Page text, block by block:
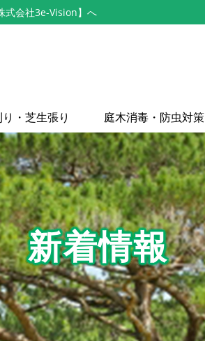
式会社3e-Vision】へ
・芝生張り 庭木消毒・防虫対策
新着情報